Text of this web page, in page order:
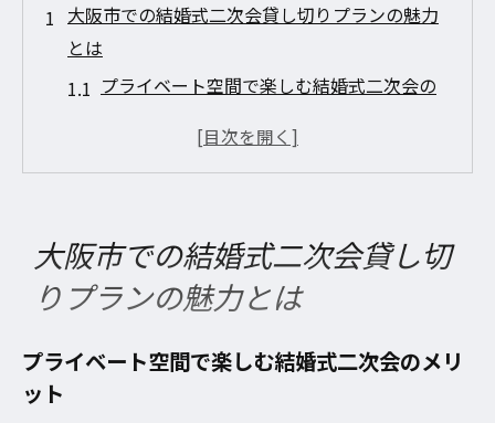
大阪市での結婚式二次会貸し切りプランの魅力
とは
プライベート空間で楽しむ結婚式二次会の
大阪市の多彩な貸し切りプラン選びのポイ
結婚式のテーマに合わせた貸し切りプラン
の活用法
貸し切りプランで実現する心に残る二次会
大阪市での結婚式二次会貸し切
りプランの魅力とは
プライベート空間で楽しむ結婚式二次会のメリ
ット